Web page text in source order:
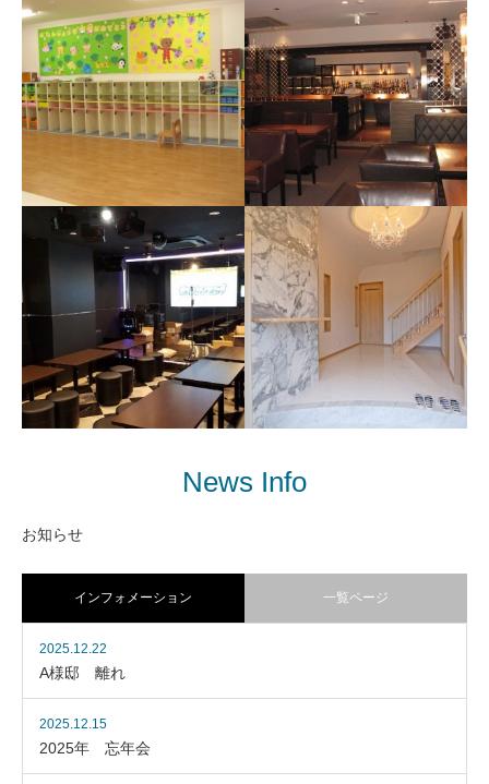
ラーメン店
パチンコ店
BAR&レストラン
News Info
お知らせ
インフォメーション 一覧ページ
2025.12.22
A様邸 離れ
2025.12.15
2025年 忘年会